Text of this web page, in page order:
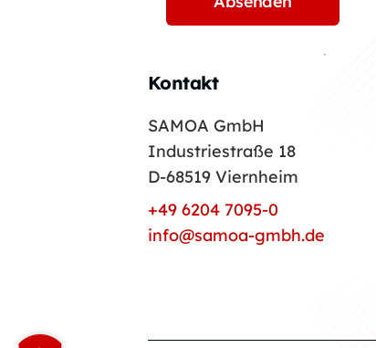
Kontakt
SAMOA GmbH
Industriestraße 18
D-68519 Viernheim
+49 6204 7095-0
info@samoa-gmbh.de